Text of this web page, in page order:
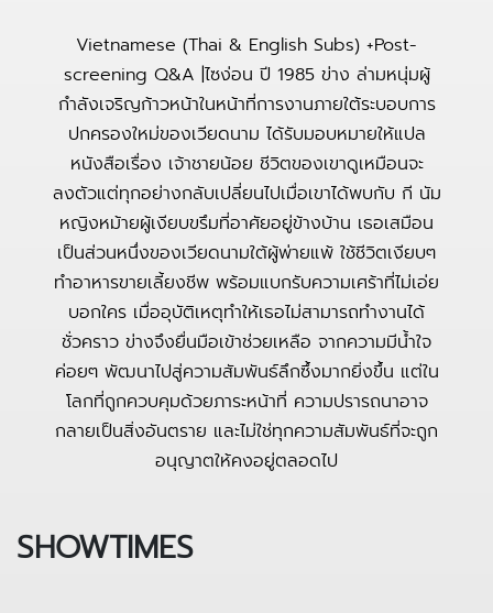
Vietnamese (Thai & English Subs) +Post-
screening Q&A |ไซง่อน ปี 1985 ข่าง ล่ามหนุ่มผู้
กำลังเจริญก้าวหน้าในหน้าที่การงานภายใต้ระบอบการ
ปกครองใหม่ของเวียดนาม ได้รับมอบหมายให้แปล
หนังสือเรื่อง เจ้าชายน้อย ชีวิตของเขาดูเหมือนจะ
ลงตัวแต่ทุกอย่างกลับเปลี่ยนไปเมื่อเขาได้พบกับ กี นัม
หญิงหม้ายผู้เงียบขรึมที่อาศัยอยู่ข้างบ้าน เธอเสมือน
เป็นส่วนหนึ่งของเวียดนามใต้ผู้พ่ายแพ้ ใช้ชีวิตเงียบๆ
ทำอาหารขายเลี้ยงชีพ พร้อมแบกรับความเศร้าที่ไม่เอ่ย
บอกใคร เมื่ออุบัติเหตุทำให้เธอไม่สามารถทำงานได้
ชั่วคราว ข่างจึงยื่นมือเข้าช่วยเหลือ จากความมีน้ำใจ
ค่อยๆ พัฒนาไปสู่ความสัมพันธ์ลึกซึ้งมากยิ่งขึ้น แต่ใน
โลกที่ถูกควบคุมด้วยภาระหน้าที่ ความปรารถนาอาจ
กลายเป็นสิ่งอันตราย และไม่ใช่ทุกความสัมพันธ์ที่จะถูก
อนุญาตให้คงอยู่ตลอดไป
SHOWTIMES